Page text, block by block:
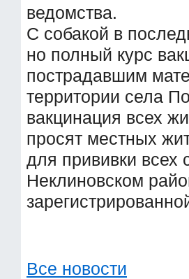
ведомства.
С собакой в
но полный курс
пострадавшим
территории села
вакцинация всех
просят местных
для прививки
Неклиновском
Все новости